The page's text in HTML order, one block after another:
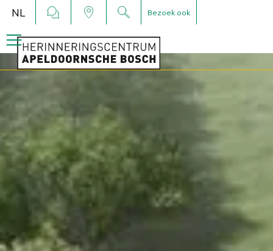
NL Bezoek ook